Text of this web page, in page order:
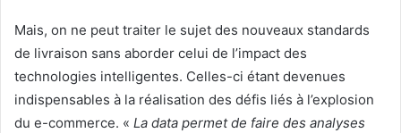
Mais, on ne peut traiter le sujet des nouveaux standards
de livraison sans aborder celui de l’impact des
technologies intelligentes. Celles-ci étant devenues
indispensables à la réalisation des défis liés à l’explosion
du e-commerce. « La data permet de faire des analyses